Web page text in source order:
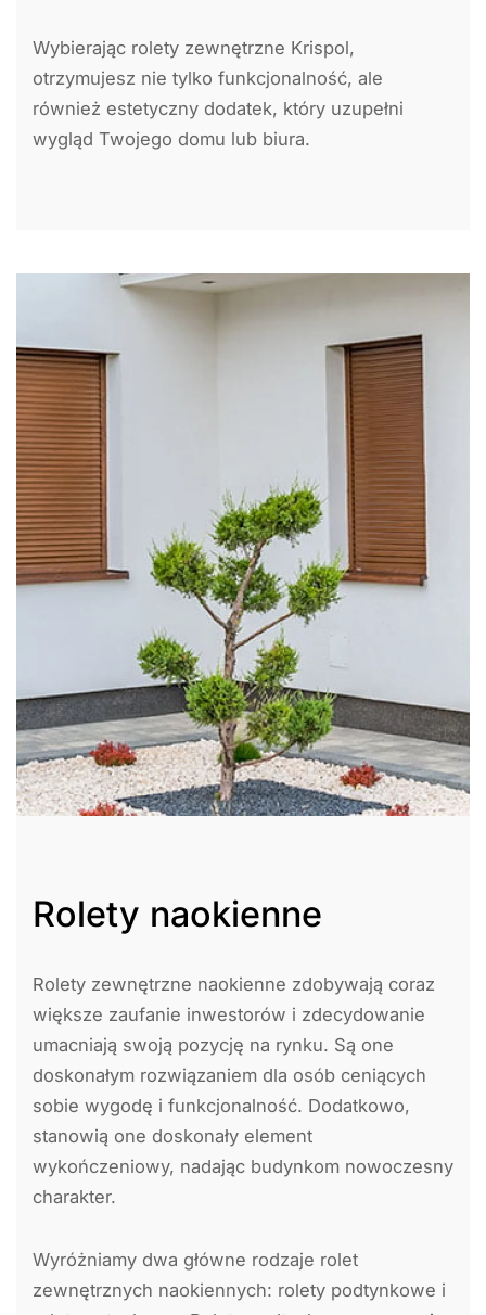
Wybierając rolety zewnętrzne Krispol,
otrzymujesz nie tylko funkcjonalność, ale
również estetyczny dodatek, który uzupełni
wygląd Twojego domu lub biura.
Rolety naokienne
Rolety zewnętrzne naokienne zdobywają coraz
większe zaufanie inwestorów i zdecydowanie
umacniają swoją pozycję na rynku. Są one
doskonałym rozwiązaniem dla osób ceniących
sobie wygodę i funkcjonalność. Dodatkowo,
stanowią one doskonały element
wykończeniowy, nadając budynkom nowoczesny
charakter.
Wyróżniamy dwa główne rodzaje rolet
zewnętrznych naokiennych: rolety podtynkowe i